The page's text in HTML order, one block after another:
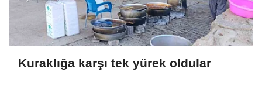
Kuraklığa karşı tek yürek oldular